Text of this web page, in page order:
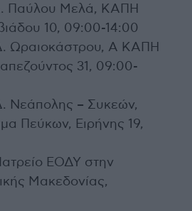
Παύλου Μελά, ΚΑΠΗ
10, 09:00-14:00
Ωραιοκάστρου, Α ΚΑΠΗ
31, 09:00-
Νεάπολης – Συκεών,
Πεύκων, Ειρήνης 19,
ΕΟΔΥ στην
Μακεδονίας,